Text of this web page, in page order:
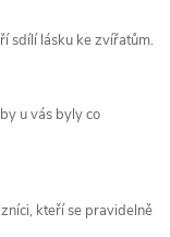
sdílí lásku ke zvířatům.
u vás byly co
kteří se pravidelně